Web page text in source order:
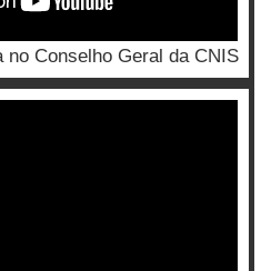
no Conselho Geral da CNIS